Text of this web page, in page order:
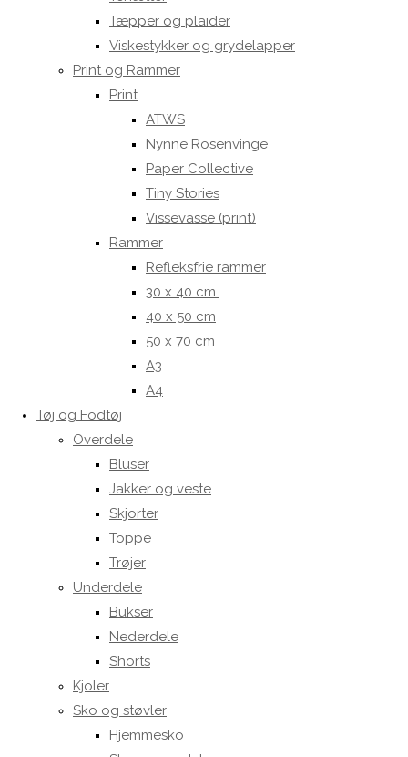
Tæpper og plaider
Viskestykker og grydelapper
Print og Rammer
Print
ATWS
Nynne Rosenvinge
Paper Collective
Tiny Stories
Vissevasse (print)
Rammer
Refleksfrie rammer
30 x 40 cm.
40 x 50 cm
50 x 70 cm
A3
A4
Tøj og Fodtøj
Overdele
Bluser
Jakker og veste
Skjorter
Toppe
Trøjer
Underdele
Bukser
Nederdele
Shorts
Kjoler
Sko og støvler
Hjemmesko